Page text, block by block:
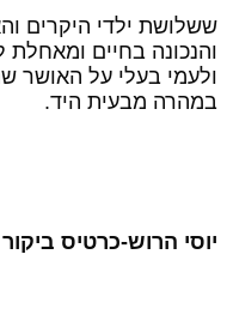
ילדי היקרים
בחיים ומאחלת
בעלי על האושר
מבעית היד.
הרוש-כרטיס ביקור